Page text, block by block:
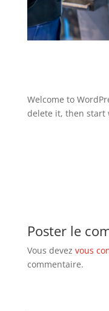
Welcome to
delete it, then start
Poster le
Vous devez vous
commentaire.